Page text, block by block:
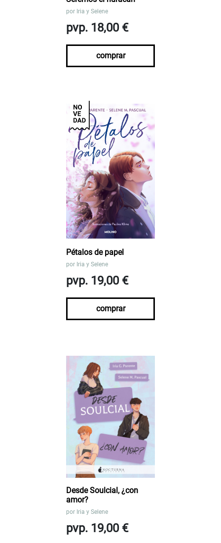
por Iria y Selene
pvp. 18,00 €
comprar
Pétalos de papel
por Iria y Selene
pvp. 19,00 €
comprar
Desde Soulcial, ¿con
amor?
por Iria y Selene
pvp. 19,00 €